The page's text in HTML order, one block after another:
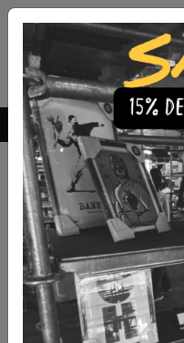
Envío Gratis a todo Chile